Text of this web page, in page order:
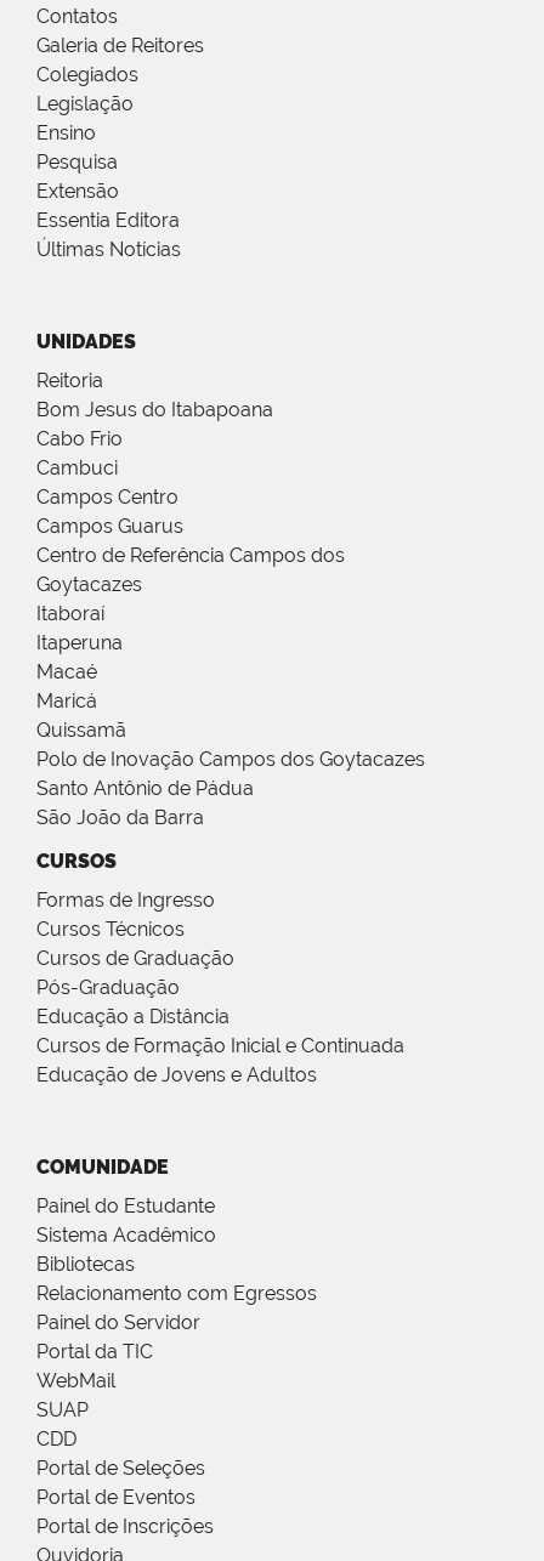
Contatos
Galeria de Reitores
Colegiados
Legislação
Ensino
Pesquisa
Extensão
Essentia Editora
Últimas Notícias
UNIDADES
Reitoria
Bom Jesus do Itabapoana
Cabo Frio
Cambuci
Campos Centro
Campos Guarus
Centro de Referência Campos dos
Goytacazes
Itaboraí
Itaperuna
Macaé
Maricá
Quissamã
Polo de Inovação Campos dos Goytacazes
Santo Antônio de Pádua
São João da Barra
CURSOS
Formas de Ingresso
Cursos Técnicos
Cursos de Graduação
Pós-Graduação
Educação a Distância
Cursos de Formação Inicial e Continuada
Educação de Jovens e Adultos
COMUNIDADE
Painel do Estudante
Sistema Acadêmico
Bibliotecas
Relacionamento com Egressos
Painel do Servidor
Portal da TIC
WebMail
SUAP
CDD
Portal de Seleções
Portal de Eventos
Portal de Inscrições
Ouvidoria